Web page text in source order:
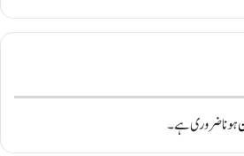
ہونا ضروری ہے۔